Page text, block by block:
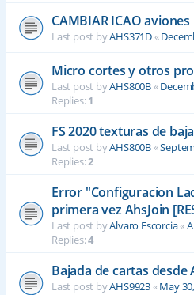
CAMBIAR ICAO aviones
Last post byAHS371D«
Micro cortes y otros
Last post byAHS800B«
Replies:1
FS 2020 texturas de
Last post byAHS800B«
Replies:2
Error "Configuracion
primera vez AhsJoin
Last post byAlvaro Escorcia«
Replies:4
Bajada de cartas desde
Last post byAHS9923«May